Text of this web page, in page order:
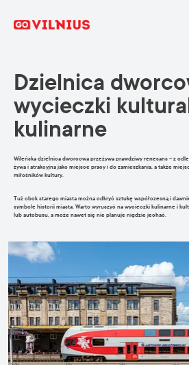
Dzielnica
wycieczki
kulinarne
Wileńska dzielnica dworcowa przeżywa prawdziwy renesans – z
żywa i atrakcyjna jako miejsce pracy i do zamieszkania, a także
miłośników kultury.
Tuż obok starego miasta można odkryć sztukę współczesną i
symbole historii miasta. Warto wyruszyć na wycieczki kulinarne i
lub autobusu, a może nawet się nie planuje nigdzie jechać.